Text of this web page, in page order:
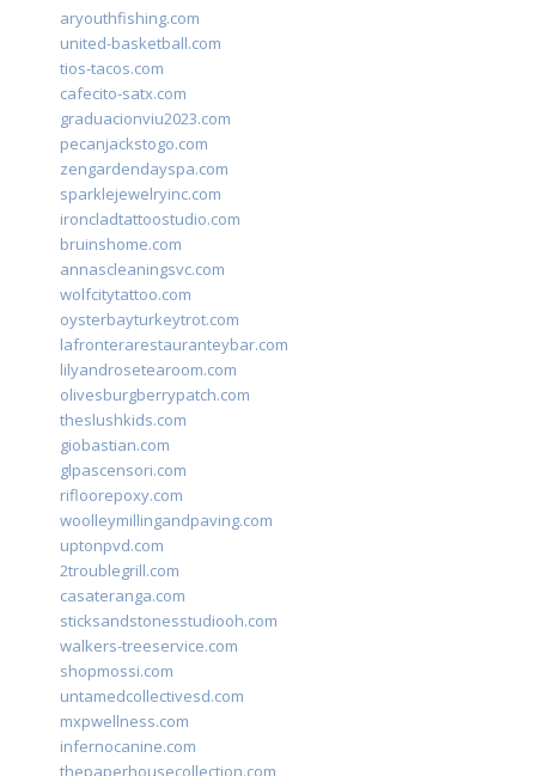
aryouthfishing.com
united-basketball.com
tios-tacos.com
cafecito-satx.com
graduacionviu2023.com
pecanjackstogo.com
zengardendayspa.com
sparklejewelryinc.com
ironcladtattoostudio.com
bruinshome.com
annascleaningsvc.com
wolfcitytattoo.com
oysterbayturkeytrot.com
lafronterarestauranteybar.com
lilyandrosetearoom.com
olivesburgberrypatch.com
theslushkids.com
giobastian.com
glpascensori.com
rifloorepoxy.com
woolleymillingandpaving.com
uptonpvd.com
2troublegrill.com
casateranga.com
sticksandstonesstudiooh.com
walkers-treeservice.com
shopmossi.com
untamedcollectivesd.com
mxpwellness.com
infernocanine.com
thepaperhousecollection.com